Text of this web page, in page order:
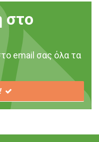
στο
email σας όλα τα